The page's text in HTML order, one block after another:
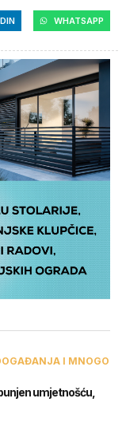
WHATSAPP
I MNOGO
umjetnošću,